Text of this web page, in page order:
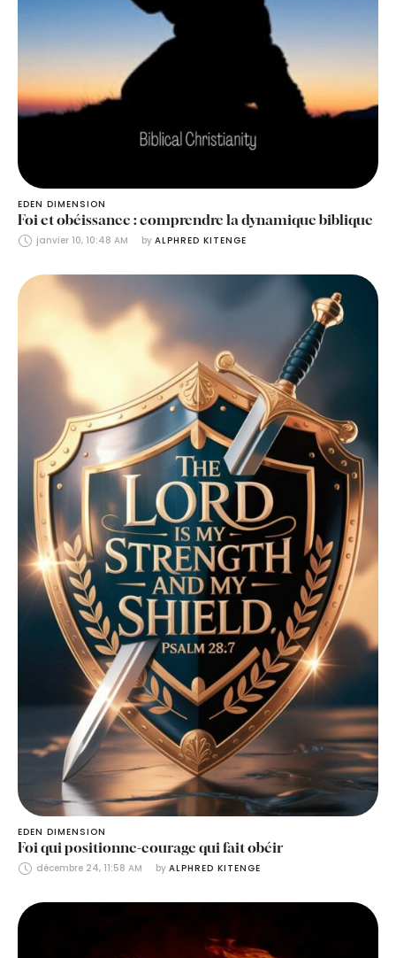
EDEN DIMENSION
Foi et obéissance : comprendre la dynamique biblique
janvier 10, 10:48 AM by ALPHRED KITENGE
EDEN DIMENSION
Foi qui positionne-courage qui fait obéir
décembre 24, 11:58 AM by ALPHRED KITENGE